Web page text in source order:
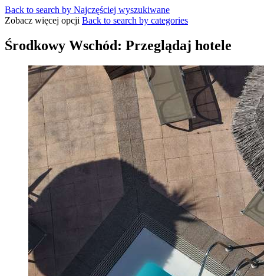
Back to search by Najczęściej wyszukiwane
Zobacz więcej opcji Back to search by categories
Środkowy Wschód: Przeglądaj hotele